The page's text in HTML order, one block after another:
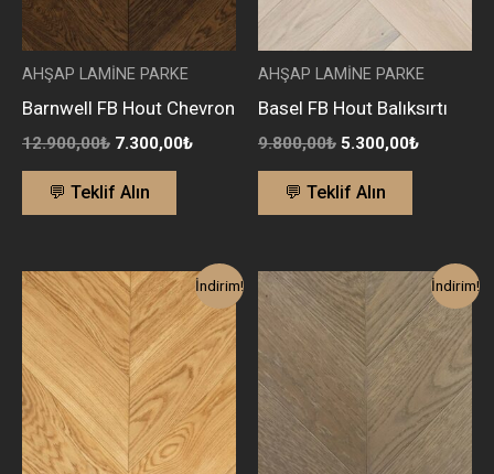
AHŞAP LAMİNE PARKE
Barnwell FB Hout Chevron
12.900,00₺ 7.300,00₺
💬 Teklif Alın
AHŞAP LAMİNE PARKE
Basel FB Hout Balıksırtı
9.800,00₺ 5.300,00₺
💬 Teklif Alın
İndirim!
Orijinal
fiyat:
12.000,00₺.
Şu
andaki
fiyat:
6.900,00₺.
İndirim!
Orijinal
fiyat:
12.980,00₺.
Şu
andaki
fiyat: